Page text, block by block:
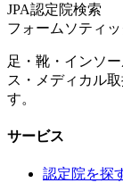
JPA認定院検索
フォームソティ
足・靴・インソ
ス・メディカル
す。
サービス
認定院を探